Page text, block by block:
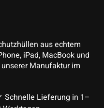
aus echtem
iPad, MacBook und
Manufaktur im
Schnelle Lieferung in 1–